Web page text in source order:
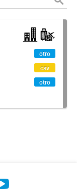
otro
csv
otro